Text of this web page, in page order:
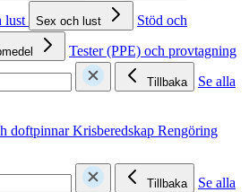
lust Sex och lust
Stöd och
Tester (PPE) och provtagning
Tillbaka
Se alla
doftpinnarKrisberedskap Rengöring
Tillbaka
Se alla